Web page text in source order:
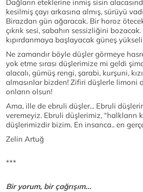
Dağların eteklerine inmiş sisin
kesilmiş çayı arkasına almış, sürüyü
Birazdan gün ağaracak. Bir horoz
çıkrık sesi, sabahın sessizliğini bozacak.
kıpırdanmaya başlayacak güneş
Ne zamandır böyle düşler görmeye
yok etme sırası düşlerimize mi geldi
alacalı, gümüş rengi, şarabi, kurşuni,
almasınlar bizden! Zifiri düşlerle limoni
onların olsun!
Ama, ille de ebruli düşler... Ebruli
veremeyiz. Ebruli düşlerimiz, “halkların
düşlerimizdir bizim. En insanca.. en
Zelin Artuğ
***
Bir yorum, bir çağrışım...